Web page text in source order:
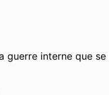
guerre interne que